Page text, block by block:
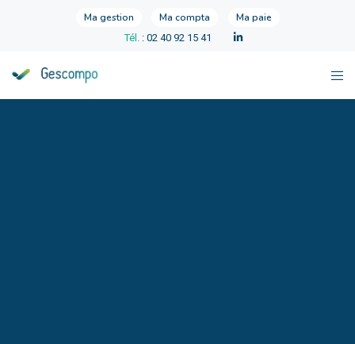
Ma gestion Ma compta Ma paie
Tél. : 02 40 92 15 41